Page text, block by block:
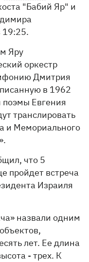
"Бабий Яр" и
19:25.
Яру
оркестр
Дмитрия
в 1962
поэмы Евгения
транслировать
и Мемориального
что 5
пройдет встреча
Израиля
назвали одним
лет. Ее длина
- трех. К